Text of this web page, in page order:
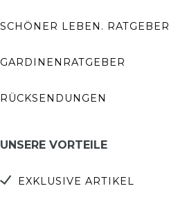
SCHÖNER LEBEN. RATGEBER
GARDINENRATGEBER
RÜCKSENDUNGEN
UNSERE VORTEILE
EXKLUSIVE ARTIKEL